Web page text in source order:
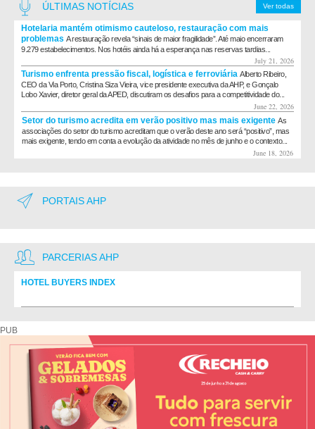
Ver todas
ÚLTIMAS NOTÍCIAS
Hotelaria mantém otimismo cauteloso, restauração com mais
problemas A restauração revela “sinais de maior fragilidade”. Até maio encerraram
9.279 estabelecimentos. Nos hotéis ainda há a esperança nas reservas tardias...
July 21, 2026
Turismo enfrenta pressão fiscal, logística e ferroviária Alberto Ribeiro,
CEO da Via Porto, Cristina Siza Vieira, vice presidente executiva da AHP, e Gonçalo
Lobo Xavier, diretor geral da APED, discutiram os desafios para a competitividade do...
June 22, 2026
Setor do turismo acredita em verão positivo mas mais exigente As
associações do setor do turismo acreditam que o verão deste ano será “positivo”, mas
mais exigente, tendo em conta a evolução da atividade no mês de junho e o contexto...
June 18, 2026
PORTAIS AHP
PARCERIAS AHP
HOTEL BUYERS INDEX
PUB